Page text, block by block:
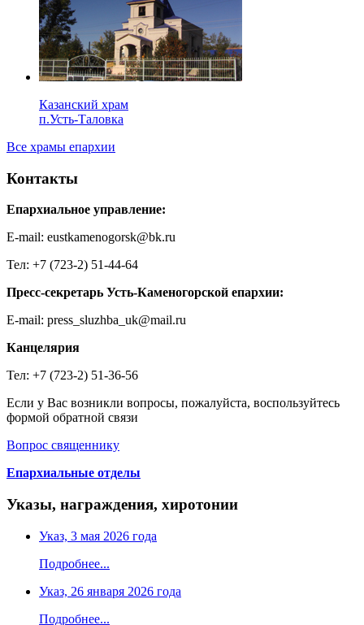
Казанский храм
п.Усть-Таловка
Все храмы епархии
Контакты
Епархиальное управление:
E-mail: eustkamenogorsk@bk.ru
Тел: +7 (723-2) 51-44-64
Пресс-секретарь Усть-Каменогорской епархии:
E-mail: press_sluzhba_uk@mail.ru
Канцелярия
Тел: +7 (723-2) 51-36-56
Если у Вас возникли вопросы, пожалуйста, воспользуйтесь
формой обратной связи
Вопрос священнику
Епархиальные отделы
Указы, награждения, хиротонии
Указ, 3 мая 2026 года
Подробнее...
Указ, 26 января 2026 года
Подробнее...